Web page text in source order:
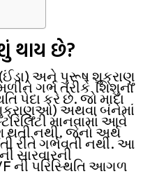
શું થાય છે?
અને પુરૂષ શુક્રાણુ
ગર્ભ તરીકે શિશુના
પેદા કરે છે. જો માદા
અથવા બંનેમાં
માનવામાં આવે
થતી નથી. જેનો અર્થ
રીતે ગર્ભવતી નથી. આ
સારવારની
ની પરિસ્થિતિ આગળ